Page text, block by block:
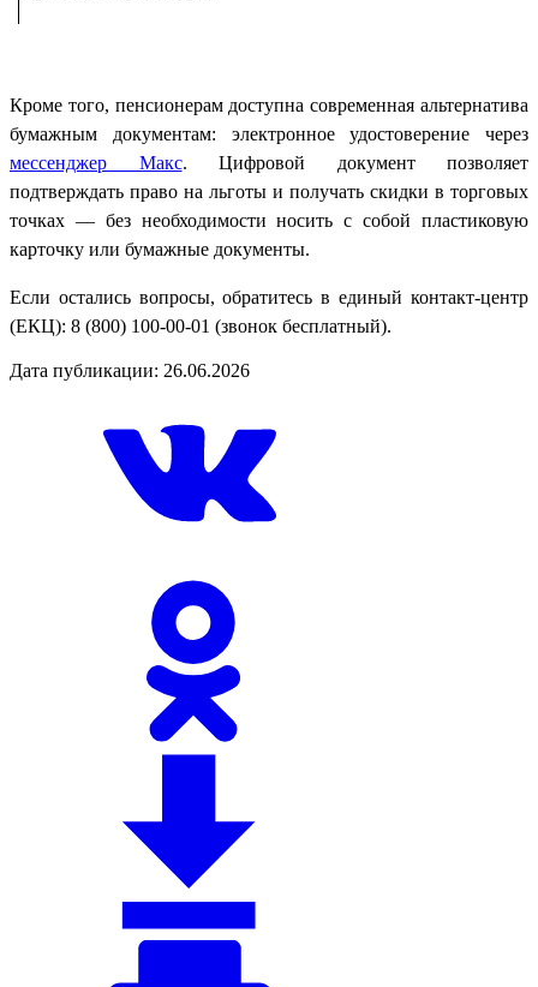
Кроме того, пенсионерам доступна современная альтернатива
бумажным документам: электронное удостоверение через
мессенджер Макс. Цифровой документ позволяет
подтверждать право на льготы и получать скидки в торговых
точках — без необходимости носить с собой пластиковую
карточку или бумажные документы.
Если остались вопросы, обратитесь в единый контакт-центр
(ЕКЦ): 8 (800) 100-00-01 (звонок бесплатный).
Дата публикации: 26.06.2026